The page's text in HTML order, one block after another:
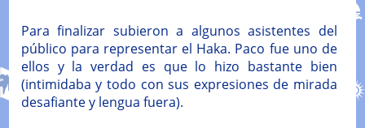
Para finalizar subieron a algunos asistentes del
público para representar el Haka. Paco fue uno de
ellos y la verdad es que lo hizo bastante bien
(intimidaba y todo con sus expresiones de mirada
desafiante y lengua fuera).